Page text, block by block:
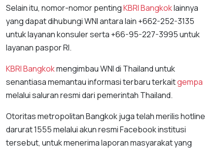
Selain itu, nomor-nomor pentingKBRI Bangkoklainnya
yang dapat dihubungi WNI antara lain +662-252-3135
untuk layanan konsuler serta +66-95-227-3995 untuk
layanan paspor RI.
KBRI Bangkokmengimbau WNI di Thailand untuk
senantiasa memantau informasi terbaru terkaitgempa
melalui saluran resmi dari pemerintah Thailand.
Otoritas metropolitan Bangkok juga telah merilis hotline
darurat 1555 melalui akun resmi Facebook institusi
tersebut, untuk menerima laporan masyarakat yang